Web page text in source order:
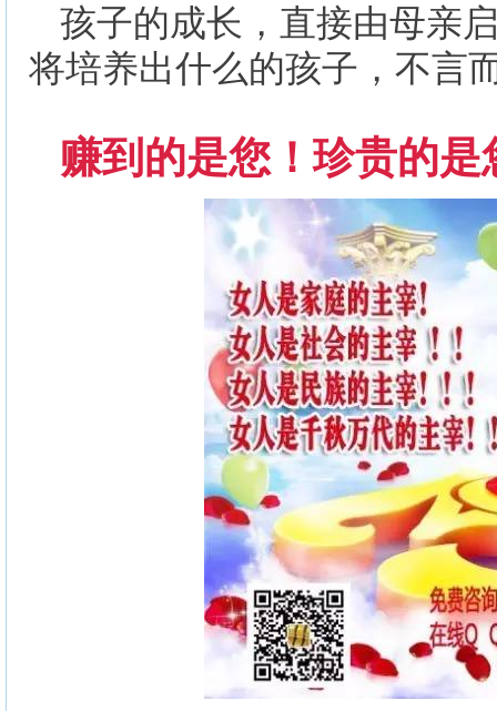
孩子的成长，直接由母亲
将培养出什么的孩子，不言
赚到的是您！珍贵的